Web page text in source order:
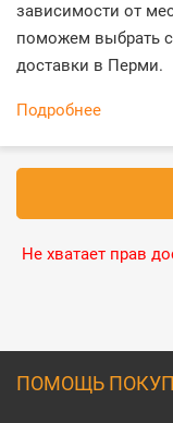
зависимости от
поможем выбрать
доставки в Перми.
Подробнее
Не хватает прав
ПОМОЩЬ